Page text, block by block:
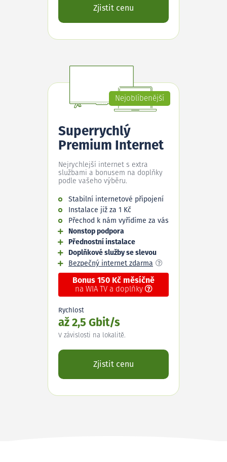
Zjistit cenu
Nejoblíbenější
Superrychlý
Premium Internet
Nejrychlejší internet s extra
službami a bonusem na doplňky
podle vašeho výběru.
Stabilní internetové připojení
Instalace již za 1 Kč
Přechod k nám vyřídíme za vás
Nonstop podpora
Přednostní instalace
Doplňkové služby se slevou
Bezpečný internet zdarma
Bonus 150 Kč měsíčně
na WIA TV a doplňky
Rychlost
až 2,5 Gbit/s
V závislosti na lokalitě.
Zjistit cenu